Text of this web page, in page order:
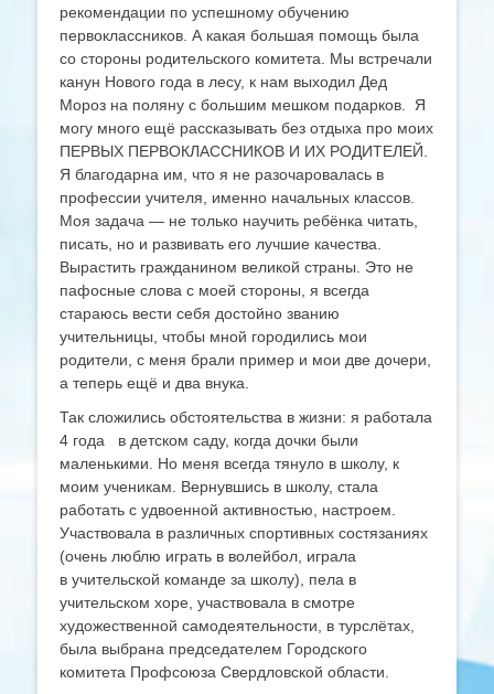
рекомендации по успешному обучению
первоклассников. А какая большая помощь была
со стороны родительского комитета. Мы встречали
канун Нового года в лесу, к нам выходил Дед
Мороз на поляну с большим мешком подарков. Я
могу много ещё рассказывать без отдыха про моих
ПЕРВЫХ ПЕРВОКЛАССНИКОВ И ИХ РОДИТЕЛЕЙ.
Я благодарна им, что я не разочаровалась в
профессии учителя, именно начальных классов.
Моя задача — не только научить ребёнка читать,
писать, но и развивать его лучшие качества.
Вырастить гражданином великой страны. Это не
пафосные слова с моей стороны, я всегда
стараюсь вести себя достойно званию
учительницы, чтобы мной городились мои
родители, с меня брали пример и мои две дочери,
а теперь ещё и два внука.
Так сложились обстоятельства в жизни: я работала
4 года в детском саду, когда дочки были
маленькими. Но меня всегда тянуло в школу, к
моим ученикам. Вернувшись в школу, стала
работать с удвоенной активностью, настроем.
Участвовала в различных спортивных состязаниях
(очень люблю играть в волейбол, играла
в учительской команде за школу), пела в
учительском хоре, участвовала в смотре
художественной самодеятельности, в турслётах,
была выбрана председателем Городского
комитета Профсоюза Свердловской области.